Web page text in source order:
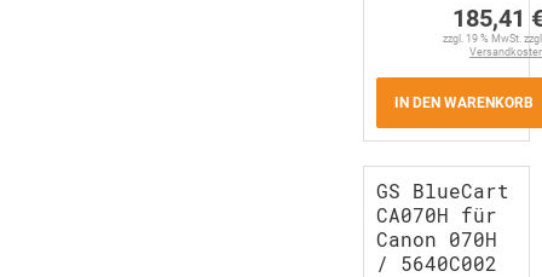
185,41
zzgl. 19 % MwSt.
IN DEN WARENKORB
GS BlueCart
CA070H für
Canon 070H
/ 5640C002